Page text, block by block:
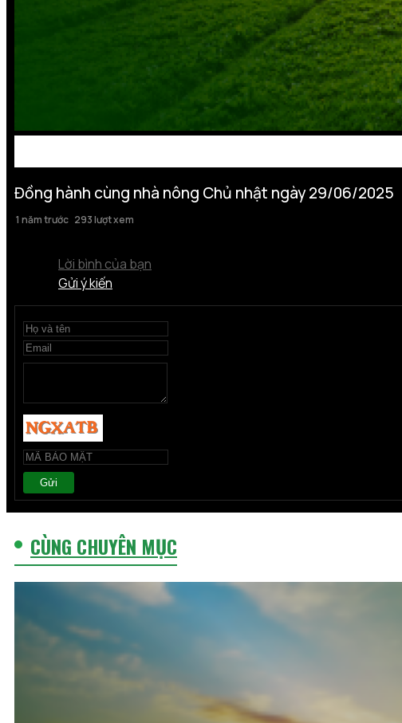
Đồng hành cùng nhà nông Chủ nhật ngày 29/06/2025
1 năm trước 293 lượt xem
Lời bình của bạn
Gửi ý kiến
Gửi
CÙNG CHUYÊN MỤC